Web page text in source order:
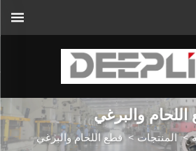
والبرغي
>المنتجات>قطع اللحام والبرغي